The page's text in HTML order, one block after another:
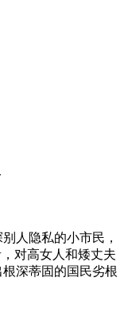
人隐私的小市民，
对高女人和矮丈夫
深蒂固的国民劣根